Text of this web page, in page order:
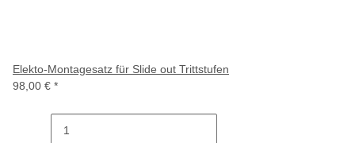
Elekto-Montagesatz für Slide out Trittstufen
98,00 € *